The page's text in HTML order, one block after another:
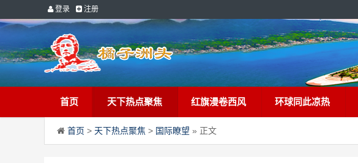
登录 注册
首页 天下热点聚焦 红旗漫卷西风 环球同此凉热
首页 > 天下热点聚焦 > 国际瞭望 » 正文